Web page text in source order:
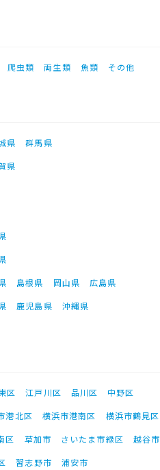
爬虫類 両生類 魚類 その他
県
群馬県
県
島根県 岡山県
広島県
鹿児島県 沖縄県
区 江戸川区 品川区
中野区
港北区 横浜市港南区 横浜市鶴見区
区 草加市 さいたま市緑区
越谷市
習志野市 浦安市